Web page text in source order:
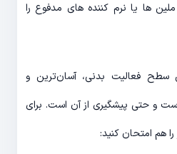
ها یا نرم کننده های مدفوع را
سطح فعالیت بدنی، آسان‌ترین و
و حتی پیشگیری از آن است. برای
هم امتحان کنید: